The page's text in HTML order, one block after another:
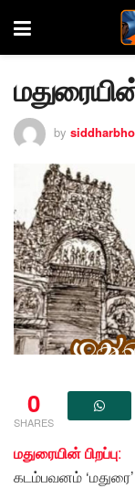
மதுரையின்
by
0
SHARES
மதுரையின் பிறப்பு:
கடம்பவனம் ‘மதுரை’